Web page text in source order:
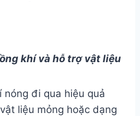
khí và hỗ trợ vật liệu
nóng đi qua hiệu quả
liệu mỏng hoặc dạng